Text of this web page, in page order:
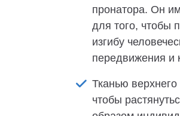
пронатора. Он
для того, чтобы
изгибу
передвижения и
Тканью
чтобы